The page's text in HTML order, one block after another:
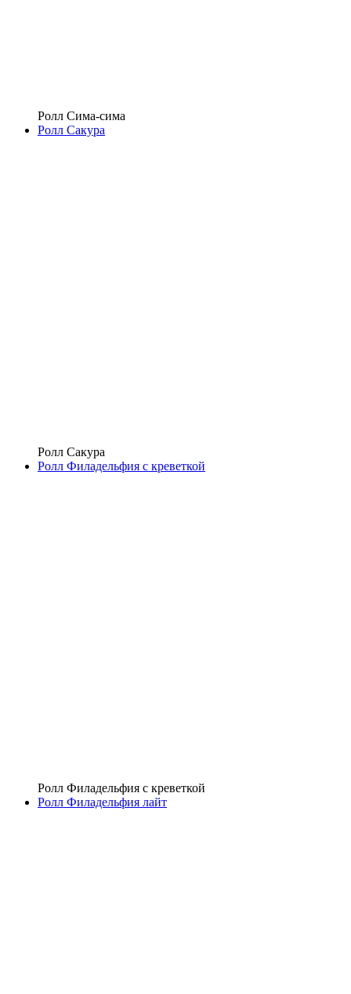
Ролл Сима-сима
Ролл Сакура
Ролл Сакура
Ролл Филадельфия с креветкой
Ролл Филадельфия с креветкой
Ролл Филадельфия лайт